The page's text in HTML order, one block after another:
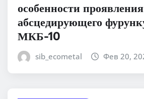
особенности проявления
абсцедирующего
МКБ-10
sib_ecometal Фев 20,